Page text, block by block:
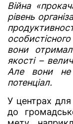
Війна
рівень
вони
якості –
Але вони не
потенціал.
У центрах для
до